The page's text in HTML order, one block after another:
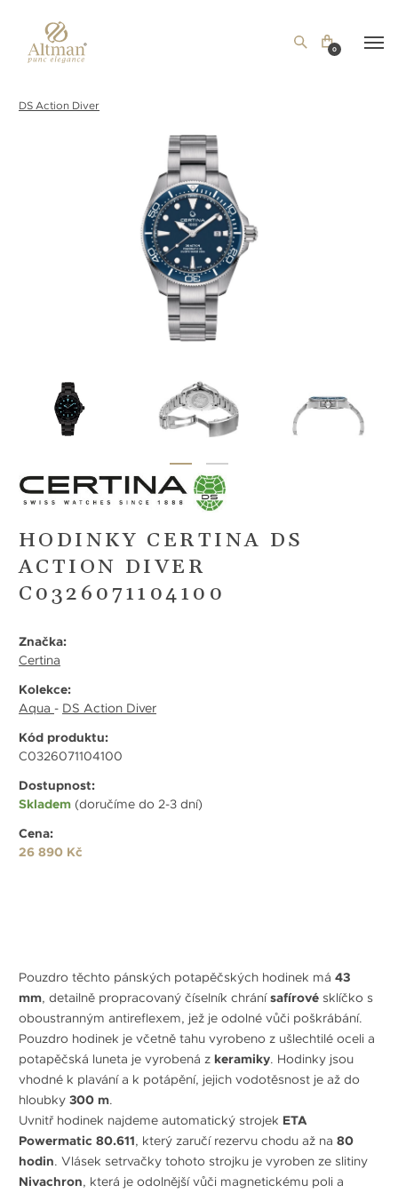
0
DS Action Diver
HODINKY CERTINA DS
ACTION DIVER
C0326071104100
Značka:
Certina
Kolekce:
Aqua - DS Action Diver
Kód produktu:
C0326071104100
Dostupnost:
Skladem (doručíme do 2-3 dní)
Cena:
26 890 Kč
Pouzdro těchto pánských potapěčských hodinek má 43
mm, detailně propracovaný číselník chránísafírové sklíčko s
oboustranným antireflexem, jež je odolné vůči poškrábání.
Pouzdro hodinek je včetně tahu vyrobeno z ušlechtilé oceli a
potapěčská luneta je vyrobená z keramiky. Hodinky jsou
vhodné k plavání a k potápění, jejich vodotěsnost je až do
hloubky 300 m.
Uvnitř hodinek najdeme automatický strojek ETA
Powermatic 80.611, který zaručí rezervu chodu až na 80
hodin. Vlásek setrvačky tohoto strojku je vyroben ze slitiny
Nivachron, která je odolnější vůči magnetickému poli a